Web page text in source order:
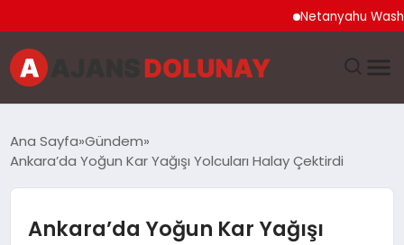
Netanyahu
EKONOMI
Ana Sayfa Gündem
Ankara’da Yoğun Kar Yağışı Yolcuları Halay Çektirdi
Ankara’da Yoğun Kar Yağışı